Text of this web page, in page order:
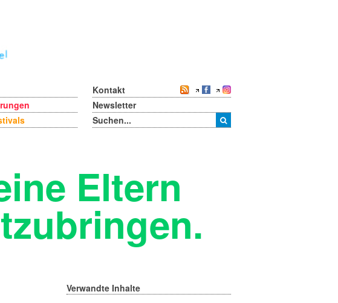
Kontakt
Newsletter
Eltern
Verwandte Inhalte